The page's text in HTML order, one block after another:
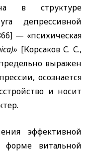
в структуре
депрессивной
— «психическая
[Корсаков С. С.,
выражен
осознается
и носит
эффективной
форме витальной